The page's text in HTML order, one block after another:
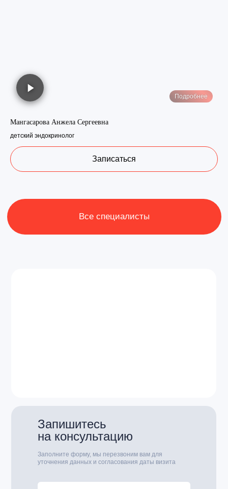
Подробнее
Мангасарова Анжела Сергеевна
детский эндокринолог
Записаться
Заполните форму, мы перезвоним вам для
уточнения данных и согласования даты визита
Запишитесь
на консультацию
Стоимость
эндокринологи
Открыть прайс-лист
услуг, собственная
диагностическая база —
помогаем взрослым и детям,
от профилактики до терапии